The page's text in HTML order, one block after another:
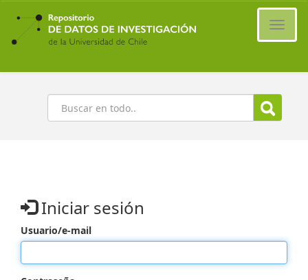
Ir
contenido
principal
Buscar
Iniciar sesión
Usuario/e-mail